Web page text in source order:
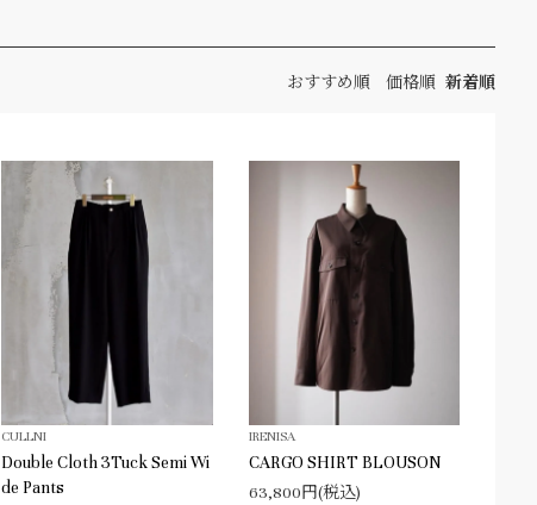
おすすめ順 価格順 新着順
CULLNI
Double Cloth 3Tuck Semi Wi
de Pants
IRENISA
CARGO SHIRT BLOUSON
63,800円(税込)